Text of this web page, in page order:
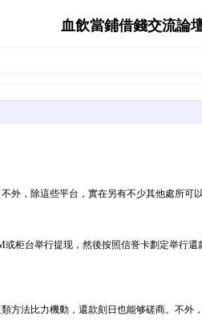
血飲當鋪借錢交流論
，除這些平台，實在另有不少其他處所可
柜台举行提现，然後按照信誉卡劃定举行
法比力機動，還款刻日也能够磋商。不外